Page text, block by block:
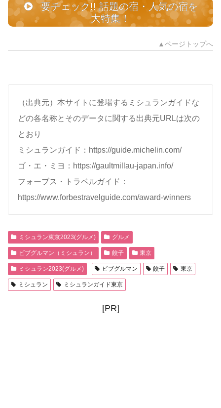
要チェック!! 話題の宿・人気の宿を
大特集！
▲ページトップへ
（出典元）本サイトに登場するミシュランガイドな
どの各名称とそのデータに関する出典元URLは次の
とおり
ミシュランガイド：https://guide.michelin.com/
ゴ・エ・ミヨ：https://gaultmillau-japan.info/
フォーブス・トラベルガイド：
https://www.forbestravelguide.com/award-winners
ミシュラン東京2023(グルメ) グルメ
ビブグルマン（ミシュラン） 餃子 東京
ミシュラン2023(グルメ) ビブグルマン 餃子 東京
ミシュラン ミシュランガイド東京
[PR]